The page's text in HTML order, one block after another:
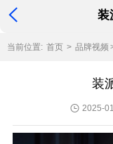
装
当前位置: 首页 > 品牌视频
装
2025-